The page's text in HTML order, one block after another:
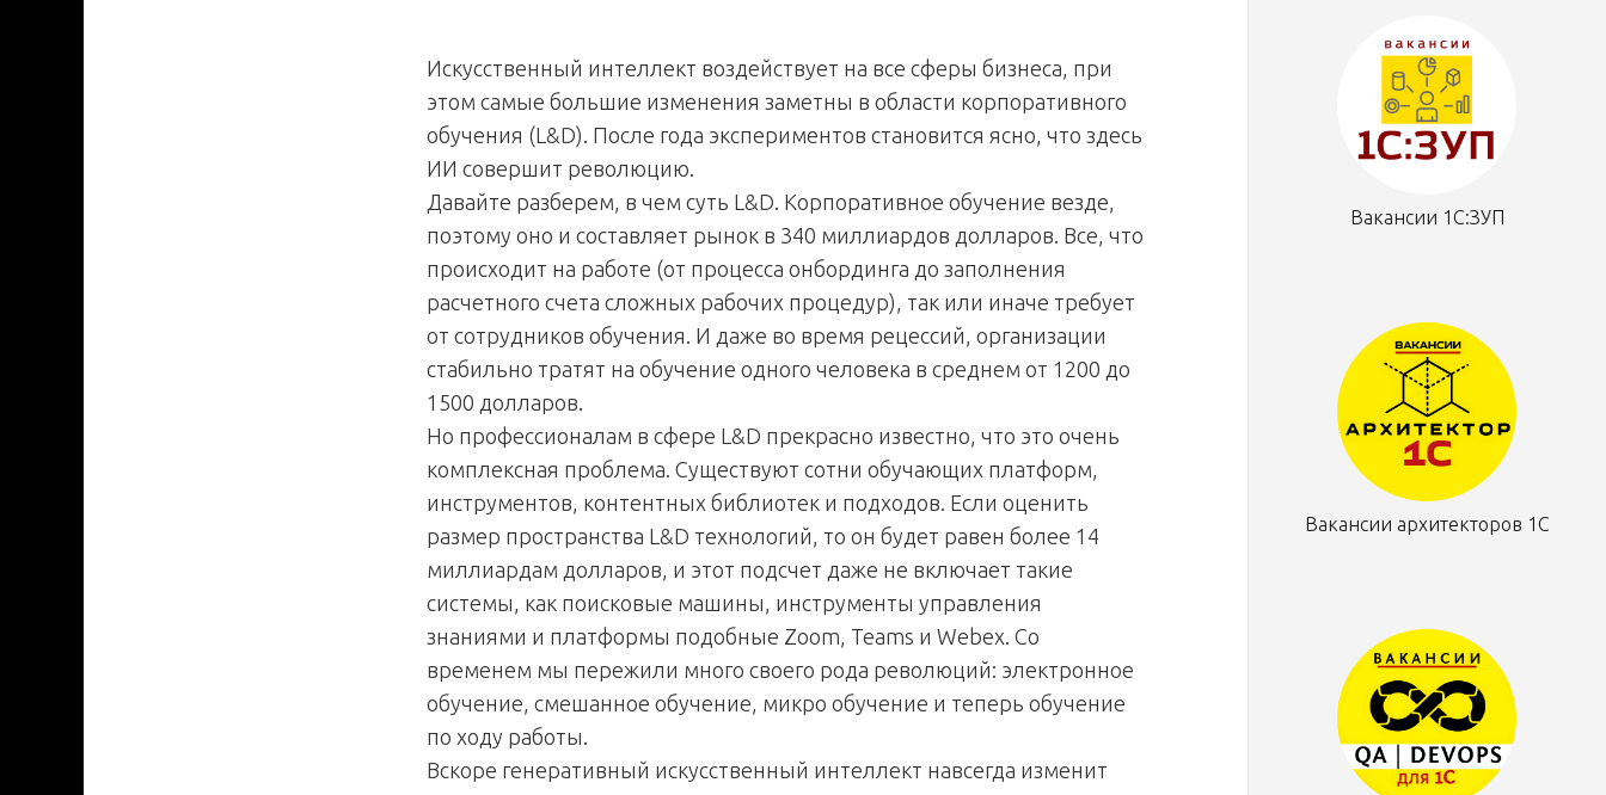
Искусственный интеллект воздействует на все сферы бизнеса, при
этом самые большие изменения заметны в области корпоративного
обучения (L&D). После года экспериментов становится ясно, что здесь
ИИ совершит революцию.
Давайте разберем, в чем суть L&D. Корпоративное обучение везде,
поэтому оно и составляет рынок в 340 миллиардов долларов. Все, что
происходит на работе (от процесса онбординга до заполнения
расчетного счета сложных рабочих процедур), так или иначе требует
от сотрудников обучения. И даже во время рецессий, организации
стабильно тратят на обучение одного человека в среднем от 1200 до
1500 долларов.
Но профессионалам в сфере L&D прекрасно известно, что это очень
комплексная проблема. Существуют сотни обучающих платформ,
инструментов, контентных библиотек и подходов. Если оценить
размер пространства L&D технологий, то он будет равен более 14
миллиардам долларов, и этот подсчет даже не включает такие
системы, как поисковые машины, инструменты управления
знаниями и платформы подобные Zoom, Teams и Webex. Со
временем мы пережили много своего рода революций: электронное
обучение, смешанное обучение, микро обучение и теперь обучение
по ходу работы.
Вскоре генеративный искусственный интеллект навсегда изменит
Вакансии 1С:ЗУП
Вакансии архитекторов 1С